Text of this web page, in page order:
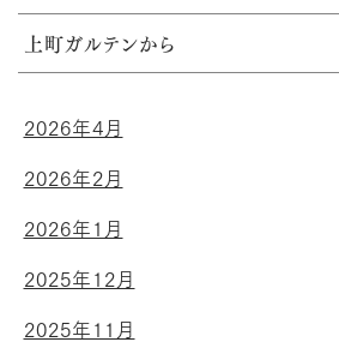
上町ガルテンから
2026年4月
2026年2月
2026年1月
2025年12月
2025年11月